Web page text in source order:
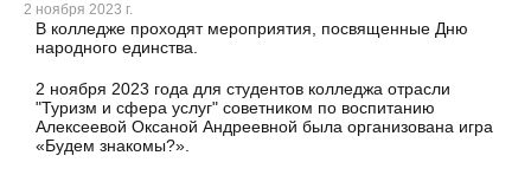
2 ноября 2023 г.
В колледже проходят мероприятия, посвященные Дню
народного единства.
2 ноября 2023 года для студентов колледжа отрасли
"Туризм и сфера услуг" советником по воспитанию
Алексеевой Оксаной Андреевной была организована игра
«Будем знакомы?».